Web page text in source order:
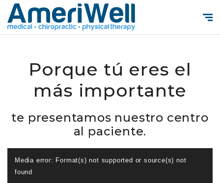
Porque tú eres el
más importante
te presentamos nuestro centro
al paciente.
Player
Media error: Format(s) not supported or source(s) not
found